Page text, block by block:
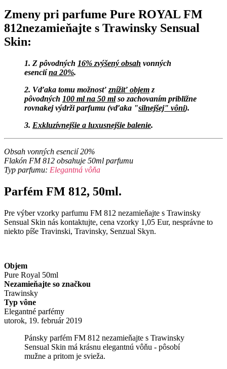
Zmeny pri parfume Pure ROYAL FM
812nezamieňajte s Trawinsky Sensual
Skin:
1. Z pôvodných 16% zvýšený obsah vonných
esenciína 20%.
2. Vďaka tomu možnosť znížiť objem z
pôvodných 100 ml na 50 mlso zachovaním približne
rovnakej výdrži parfumu (vďaka "silnejšej" vôni).
3. Exkluzívnejšie a luxusnejšie balenie.
Obsah vonných esencií 20%
Flakón FM 812 obsahuje 50ml parfumu
Typ parfumu: Elegantná vôňa
Parfém FM 812, 50ml.
Pre výber vzorky parfumu FM 812 nezamieňajte s Trawinsky
Sensual Skin nás kontaktujte, cena vzorky 1,05 Eur, nesprávne to
niekto píše Travinski, Travinsky, Senzual Skyn.
Objem
Pure Royal 50ml
Nezamieňajte so značkou
Trawinsky
Typ vône
Elegantné parfémy
utorok, 19. február 2019
Pánsky parfém FM 812 nezamieňajte s Trawinsky
Sensual Skin má krásnu elegantnú vôňu - pôsobí
mužne a pritom je svieža.